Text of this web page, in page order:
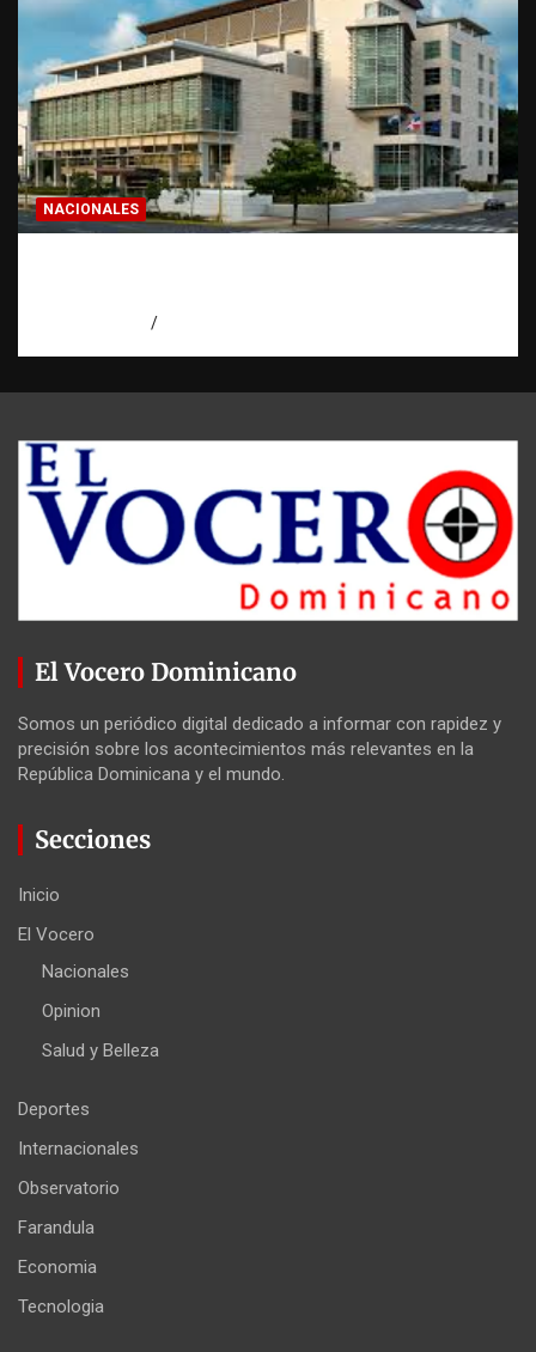
NACIONALES
El Vocero Dominicano
Somos un periódico digital dedicado a informar con rapidez y
precisión sobre los acontecimientos más relevantes en la
República Dominicana y el mundo.
Secciones
Inicio
El Vocero
Nacionales
Opinion
Salud y Belleza
Deportes
Internacionales
Observatorio
Farandula
Economia
Tecnologia